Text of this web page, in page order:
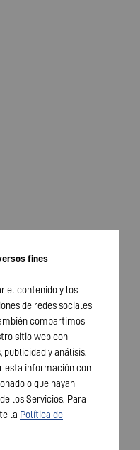
fines
el contenido y los
de redes sociales
compartimos
sitio web con
publicidad y análisis.
esta información con
o que hayan
los Servicios. Para
la Política de